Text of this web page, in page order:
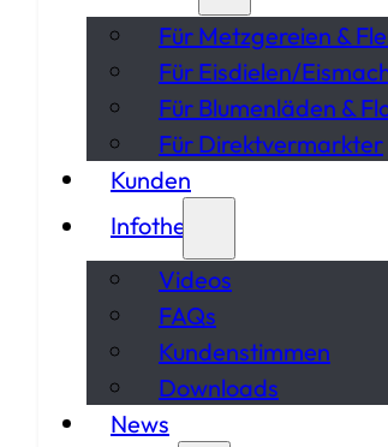
Für Metzgereien &
Für Eisdielen/
Für Blumenläden &
Für Direktvermarkter
Kunden
Infothek
Videos
FAQs
Kundenstimmen
Downloads
News